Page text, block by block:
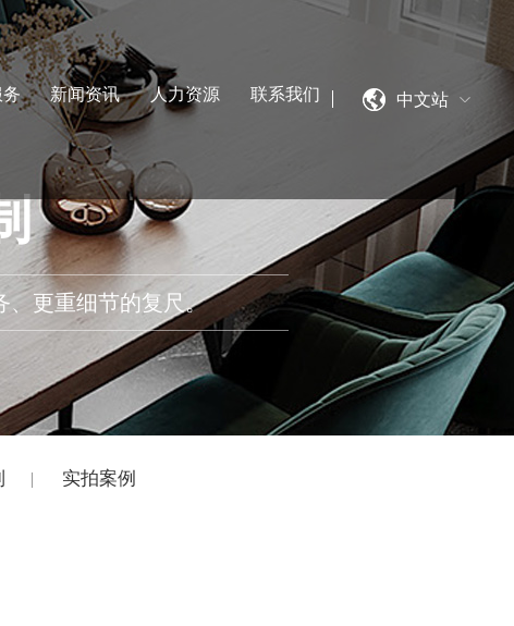
中文站
新闻资讯 人力资源 联系我们
、更重细节的复尺。
实拍案例